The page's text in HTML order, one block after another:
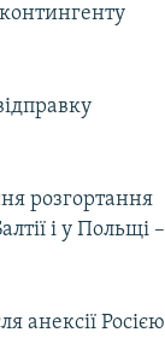
розгортання
і у Польщі –
анексії Росією